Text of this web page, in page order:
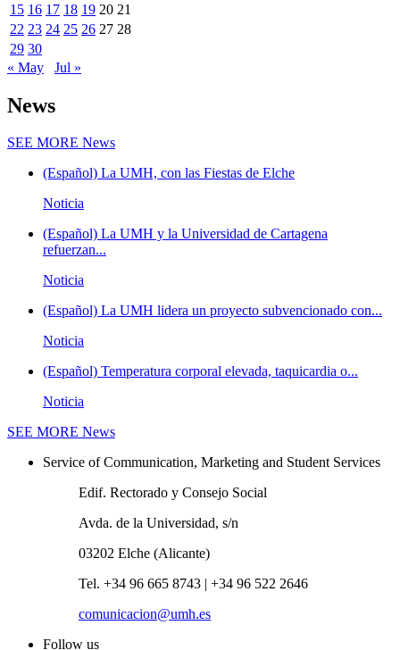
15 16 17 18 19 20 21
22 23 24 25 26 27 28
29 30
« May
Jul »
News
SEE MORE News
(Español) La UMH, con las Fiestas de Elche
Noticia
(Español) La UMH y la Universidad de Cartagena
refuerzan...
Noticia
(Español) La UMH lidera un proyecto subvencionado con...
Noticia
(Español) Temperatura corporal elevada, taquicardia o...
Noticia
SEE MORE News
Service of Communication, Marketing and Student Services
Edif. Rectorado y Consejo Social
Avda. de la Universidad, s/n
03202 Elche (Alicante)
Tel. +34 96 665 8743 | +34 96 522 2646
comunicacion@umh.es
Follow us